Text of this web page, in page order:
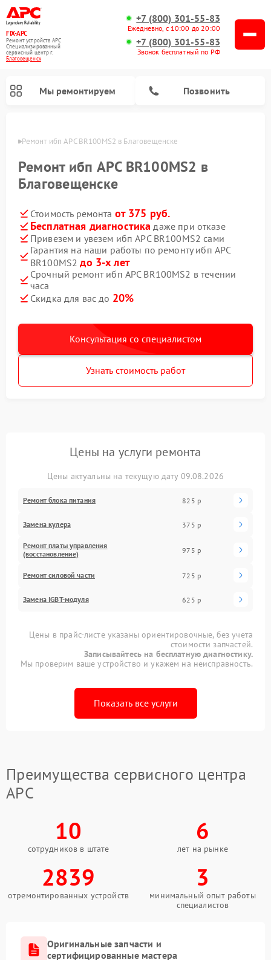
FIX-APC
Ремонт устройств APC
Специализированный
cервисный центр г.
Благовещенск
+7 (800) 301-55-83
Ежедневно, с 10:00 до 20:00
+7 (800) 301-55-83
Звонок бесплатный по РФ
Мы ремонтируем Позвонить
Ремонт ибп APC BR100MS2 в Благовещенске
Ремонт ибп APC BR100MS2 в
Благовещенске
Стоимость ремонта от 375 руб.
Бесплатная диагностика даже при отказе
Привезем и увезем ибп APC BR100MS2 сами
Гарантия на наши работы по ремонту ибп APC
BR100MS2до 3-х лет
Срочный ремонт ибп APC BR100MS2 в течении
часа
Скидка для вас до 20%
Консультация со специалистом
Узнать стоимость работ
Цены на услуги ремонта
Цены актуальны на текущую дату 09.08.2026
Ремонт блока питания 825 р
Замена кулера 375 р
Ремонт платы управления
(восстановление)
975 р
Ремонт силовой части 725 р
Замена IGBT-модуля 625 р
Цены в прайс-листе указаны ориентировочные, без учета
стоимости запчастей.
Записывайтесь на бесплатную диагностику.
Мы проверим ваше устройство и укажем на неисправность.
Показать все услуги
Преимущества сервисного центра
APC
10
сотрудников в штате
6
лет на рынке
2839
отремонтированных устройств
3
минимальный опыт работы
специалистов
Оригинальные запчасти и
сертифицированные мастера